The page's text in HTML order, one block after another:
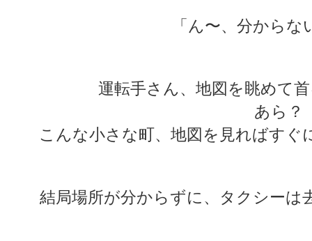
「ん〜、分からな
運転手さん、地図を眺めて
あら？
こんな小さな町、地図を見ればす
結局場所が分からずに、タクシーは